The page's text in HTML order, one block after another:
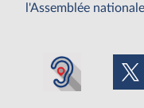
l'Assemblée nationale